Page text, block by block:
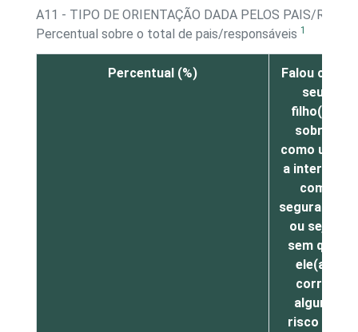
A11 - TIPO DE ORIENTAÇÃO DADA PELOS PAIS/
Percentual sobre o total de pais/responsáveis 1
Percentual (%)
Falou com
seu
filho(a)
sobre
como usar
a internet
com
segurança,
ou seja,
sem que
ele(a)
corra
algum
risco ou